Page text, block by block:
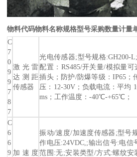
物料代码物料名称规格型号采购数量计量
C
7
0
9
9
7
8
7
激光雷
达测距
传感器
光电传感器;型号规格:GH200-
配置：RS485/开关量/模拟量
插头；防护/防爆等级：IP65；
压：12-30V；负载电流：平均
ms；工作温度：-40℃-+65℃；
C
6
6
9 加速度
振动/速度/加速度传感器;型号
作电压:24VDC,;输出信号:电信
范围:无;安装类型/方式:螺纹安